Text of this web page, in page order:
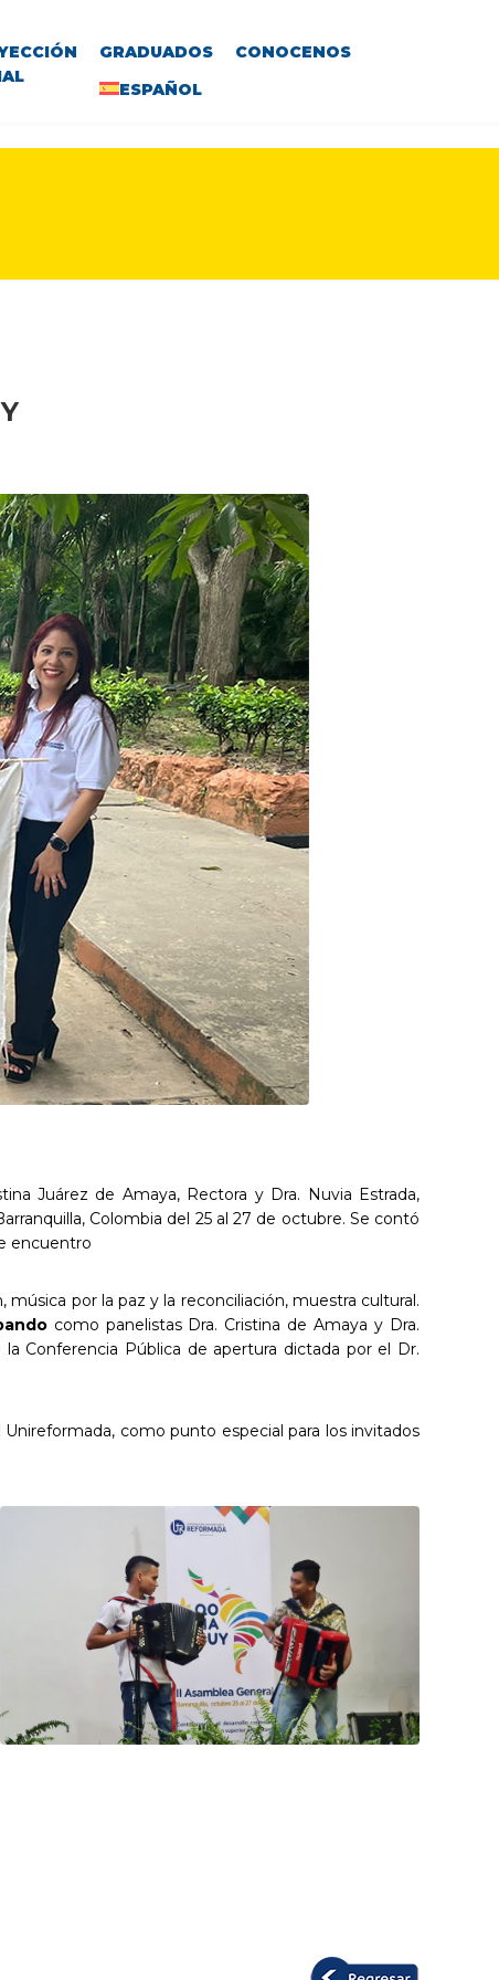
GRADUADOS
CONOCENOS
ESPAÑOL
Juárez de Amaya, Rectora y Dra. Nuvia Estrada,
Colombia del 25 al 27 de octubre. Se contó
encuentro
por la paz y la reconciliación, muestra cultural.
como panelistas Dra. Cristina de Amaya y Dra.
Conferencia Pública de apertura dictada por el Dr.
como punto especial para los invitados